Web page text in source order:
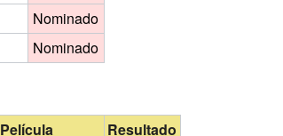
Nominado
Nominado
Película Resultado